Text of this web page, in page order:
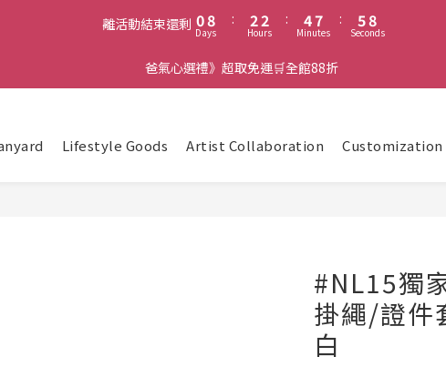
離活動結束還剩 08
7
6
5
2
Days
:
2
1
0
2
1
0
Hours
:
4
3
2
1
7
6
5
4
1
Minutes
:
5
4
7
6
1
Seconds
爸氣心選禮》超取免運🛒全館88折
Lifestyle Goods Artist Collaboration Customization
#NL15獨
掛繩/證件
白